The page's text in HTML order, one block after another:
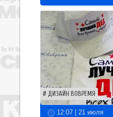
ДИЗАЙН ВОВРЕМЯ
12:07 | 21 июля